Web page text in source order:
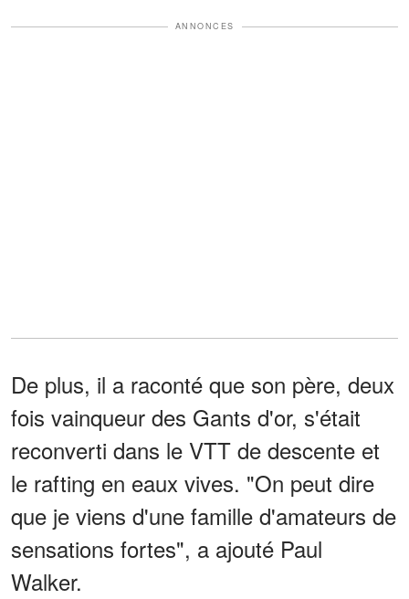
ANNONCES
De plus, il a raconté que son père, deux
fois vainqueur des Gants d'or, s'était
reconverti dans le VTT de descente et
le rafting en eaux vives. "On peut dire
que je viens d'une famille d'amateurs de
sensations fortes", a ajouté Paul
Walker.